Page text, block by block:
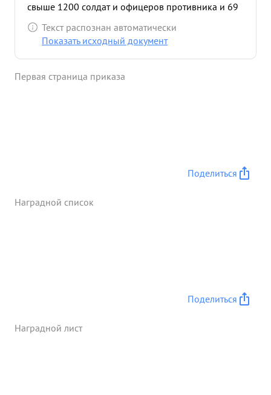
свыше 1200 солдат и офицеров противника и 69
захвачено в плен. ...»
Текст распознан автоматически
Показать исходный документ
Первая страница приказа
Поделиться
Наградной список
Поделиться
Наградной лист